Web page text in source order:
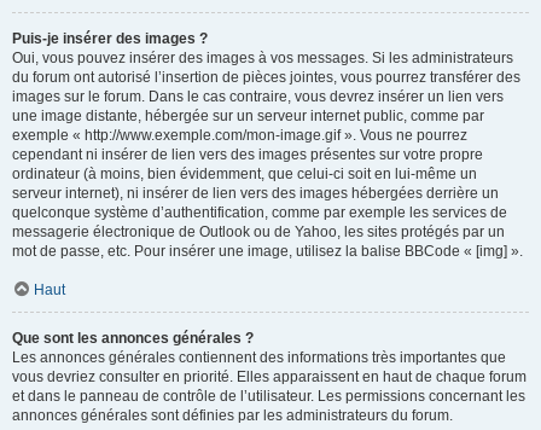
Puis-je insérer des images ?
Oui, vous pouvez insérer des images à vos messages. Si les administrateurs
du forum ont autorisé l’insertion de pièces jointes, vous pourrez transférer des
images sur le forum. Dans le cas contraire, vous devrez insérer un lien vers
une image distante, hébergée sur un serveur internet public, comme par
exemple « http://www.exemple.com/mon-image.gif ». Vous ne pourrez
cependant ni insérer de lien vers des images présentes sur votre propre
ordinateur (à moins, bien évidemment, que celui-ci soit en lui-même un
serveur internet), ni insérer de lien vers des images hébergées derrière un
quelconque système d’authentification, comme par exemple les services de
messagerie électronique de Outlook ou de Yahoo, les sites protégés par un
mot de passe, etc. Pour insérer une image, utilisez la balise BBCode « [img] ».
Haut
Que sont les annonces générales ?
Les annonces générales contiennent des informations très importantes que
vous devriez consulter en priorité. Elles apparaissent en haut de chaque forum
et dans le panneau de contrôle de l’utilisateur. Les permissions concernant les
annonces générales sont définies par les administrateurs du forum.